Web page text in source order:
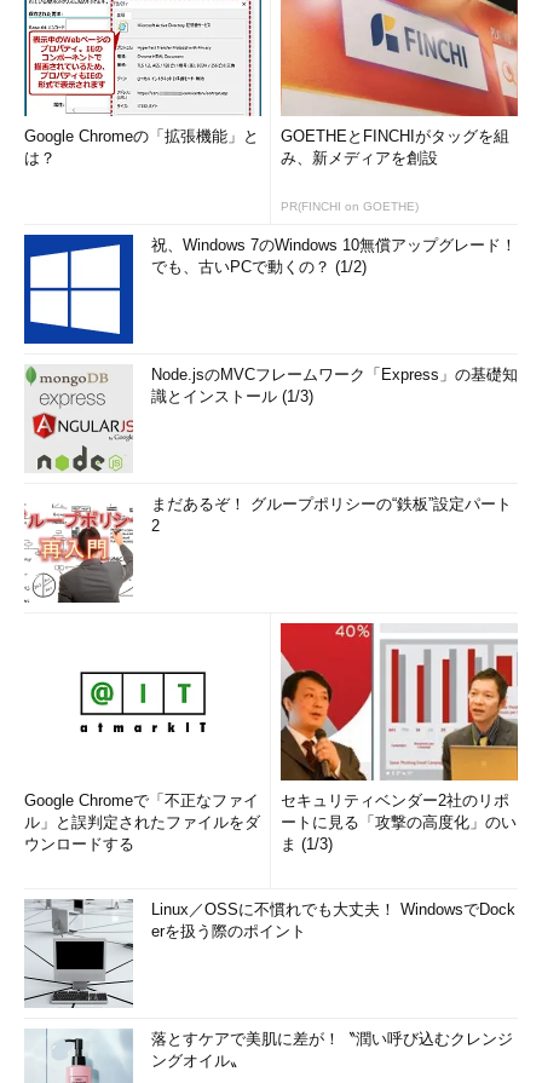
Google Chromeの「拡張機能」と
は？
GOETHEとFINCHIがタッグを組
み、新メディアを創設
PR(FINCHI on GOETHE)
祝、Windows 7のWindows 10無償アップグレード！
でも、古いPCで動くの？ (1/2)
Node.jsのMVCフレームワーク「Express」の基礎知
識とインストール (1/3)
まだあるぞ！ グループポリシーの“鉄板”設定パート
2
Google Chromeで「不正なファイ
ル」と誤判定されたファイルをダ
ウンロードする
セキュリティベンダー2社のリポ
ートに見る「攻撃の高度化」のい
ま (1/3)
Linux／OSSに不慣れでも大丈夫！ WindowsでDock
erを扱う際のポイント
落とすケアで美肌に差が！〝潤い呼び込むクレンジ
ングオイル〟